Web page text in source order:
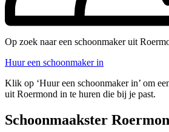
Op zoek naar een schoonmaker uit
Huur een schoonmaker in
Klik op ‘Huur een schoonmaker in’ om
uit Roermond in te huren die bij je past.
Schoonmaakster